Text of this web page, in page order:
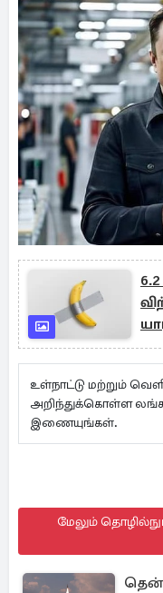
உள்நாட்டு மற்றும்
அறிந்துக்கொள்ள
இணையுங்கள்.
மேலும்
தென்